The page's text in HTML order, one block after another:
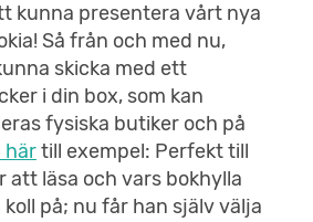
kunna presentera vårt nya
Så från och med nu,
skicka med ett
i din box, som kan
fysiska butiker och på
härtill exempel: Perfekt till
att läsa och vars bokhylla
på; nu får han själv välja